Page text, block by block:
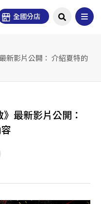
全國分店
新影片公開： 介紹夏特的
最新影片公開：